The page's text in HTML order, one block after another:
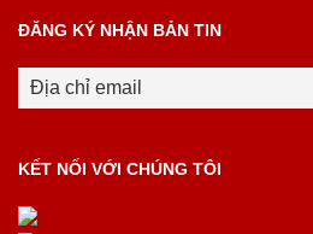
ĐĂNG KÝ NHẬN BẢN TIN
KẾT NỐI VỚI CHÚNG TÔI